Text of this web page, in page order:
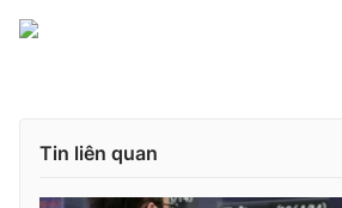
Tin tức
Kinh tế
Truyền hình
Tin liên quan